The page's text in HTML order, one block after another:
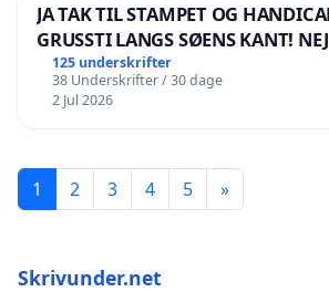
JA TAK TIL STAMPET OG
GRUSSTI LANGS SØENS KANT!
BOARDWALK VÆK FRA SØEN
125 underskrifter
38 Underskrifter / 30 dage
2 Jul 2026
1 2 3 4 5 »
Skrivunder.net